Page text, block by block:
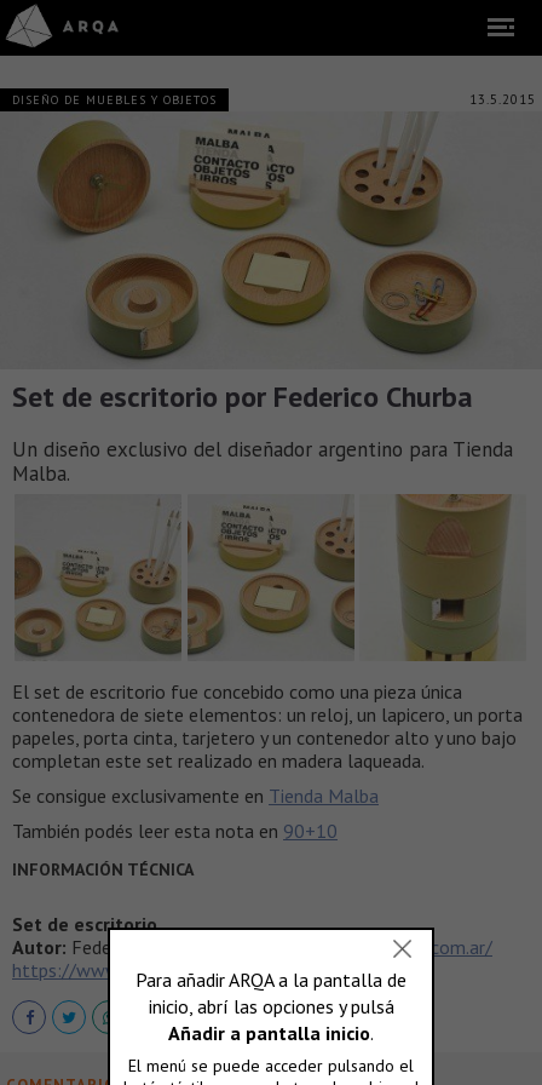
DISEÑO DE MUEBLES Y OBJETOS 13.5.2015
Set de escritorio por Federico Churba
Un diseño exclusivo del diseñador argentino para Tienda
Malba.
El set de escritorio fue concebido como una pieza única
contenedora de siete elementos: un reloj, un lapicero, un porta
papeles, porta cinta, tarjetero y un contenedor alto y uno bajo
completan este set realizado en madera laqueada.
Se consigue exclusivamente en Tienda Malba
También podés leer esta nota en 90+10
INFORMACIÓN TÉCNICA
Set de escritorio
Autor: Federico Churba
http://www.federicochurba.com.ar/
https://www.facebook.com/federicochurba